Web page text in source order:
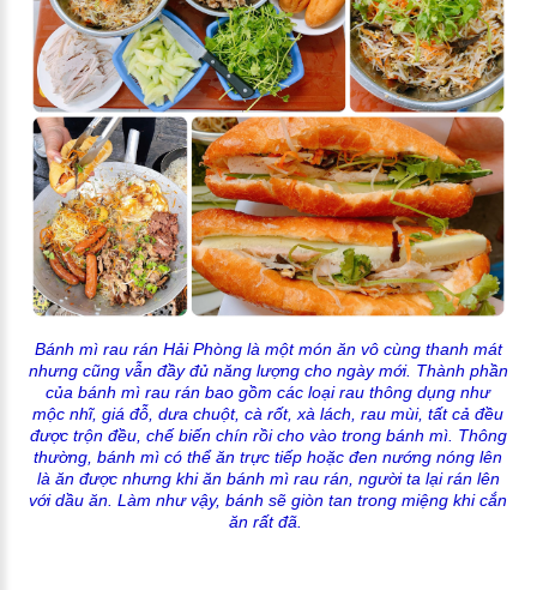
Bánh mì rau rán Hải Phòng là một món ăn vô cùng thanh mát
nhưng cũng vẫn đầy đủ năng lượng cho ngày mới. Thành phần
của bánh mì rau rán bao gồm các loại rau thông dụng như
mộc nhĩ, giá đỗ, dưa chuột, cà rốt, xà lách, rau mùi, tất cả đều
được trộn đều, chế biến chín rồi cho vào trong bánh mì. Thông
thường, bánh mì có thể ăn trực tiếp hoặc đen nướng nóng lên
là ăn được nhưng khi ăn bánh mì rau rán, người ta lại rán lên
với dầu ăn. Làm như vậy, bánh sẽ giòn tan trong miệng khi cắn
ăn rất đã.